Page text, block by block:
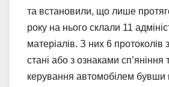
та встановили, що лише
року на нього склали 11
матеріалів. З них 6 протоколів
стані або з ознаками сп’яніння
керування автомобілем бувши